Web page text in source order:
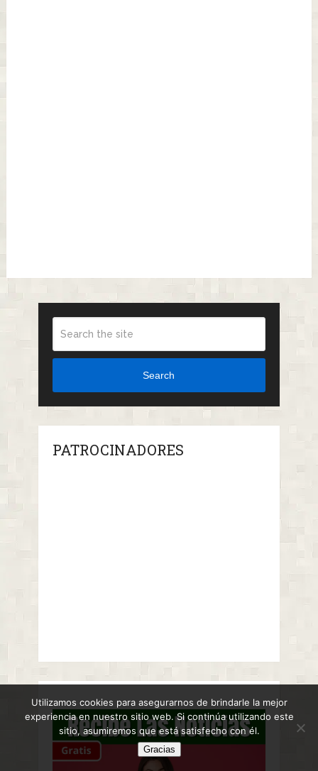
Search
PATROCINADORES
Utilizamos cookies para asegurarnos de brindarle la mejor
experiencia en nuestro sitio web. Si continúa utilizando este
sitio, asumiremos que está satisfecho con él.
Gracias